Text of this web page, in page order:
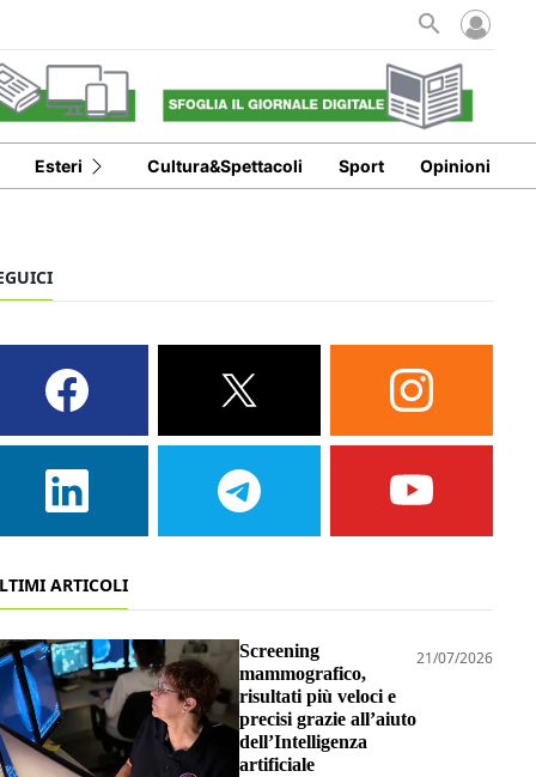
Esteri Cultura&Spettacoli Sport Opinioni
ARTICOLI
Screening
mammografico,
risultati più veloci e
precisi grazie all’aiuto
dell’Intelligenza
artificiale
21/07/2026